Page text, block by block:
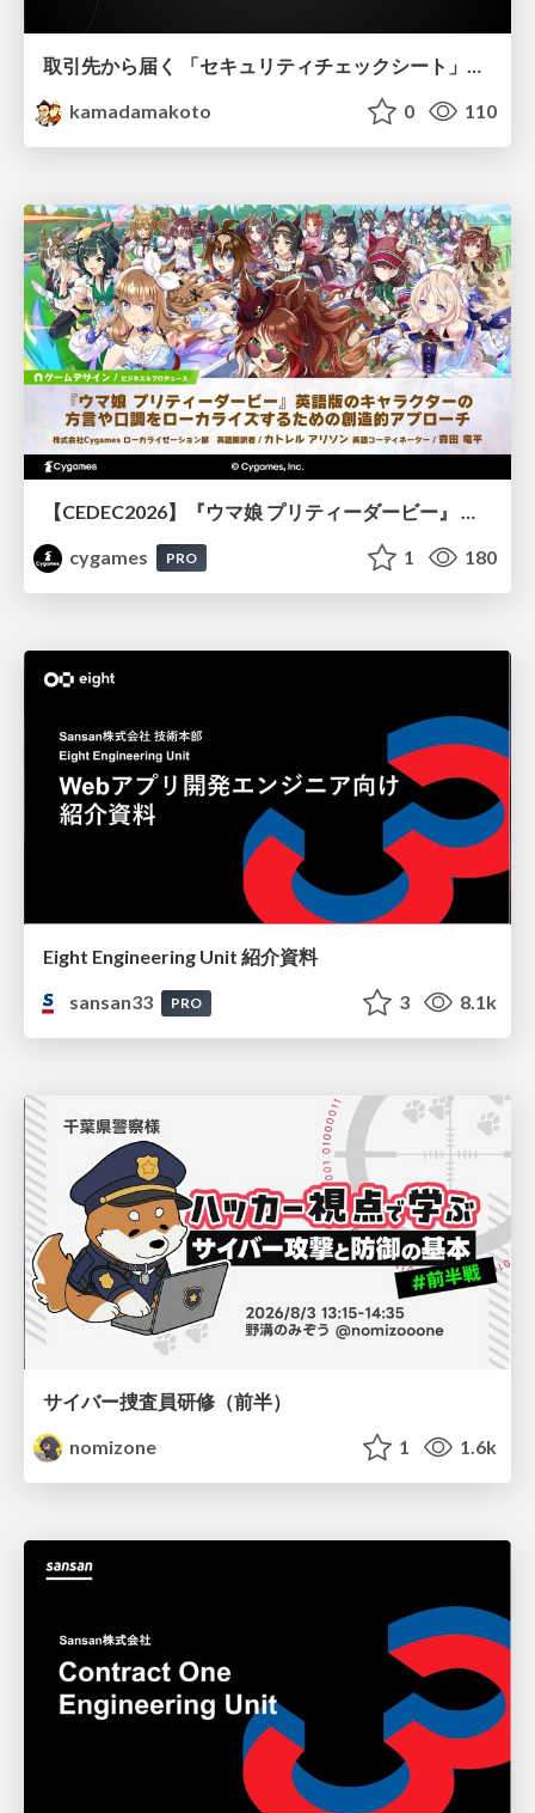
取引先から届く 「セキュリティチェックシート」の読み解き方
kamadamakoto
0 110
cygames
PRO 1 180
Eight Engineering Unit 紹介資料
sansan33
PRO 3 8.1k
サイバー捜査員研修（前半）
nomizone
1 1.6k